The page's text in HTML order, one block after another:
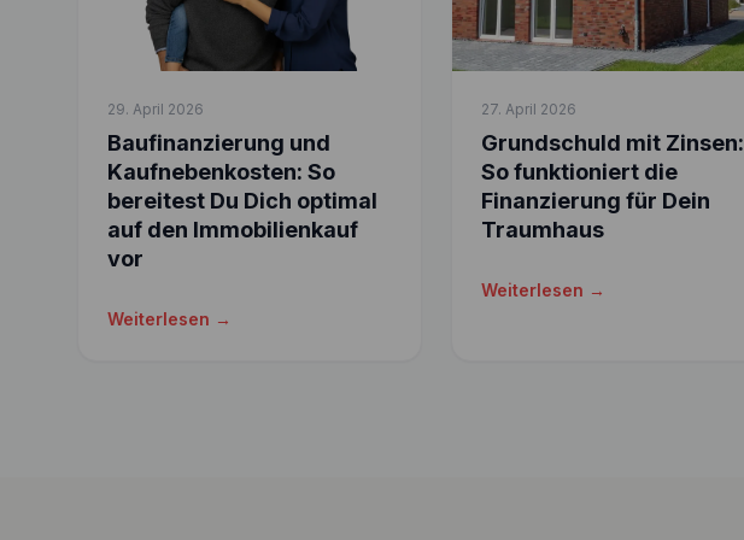
29. April 2026
Baufinanzierung und
Kaufnebenkosten: So
bereitest Du Dich optimal
auf den Immobilienkauf
vor
Weiterlesen →
27. April 2026
Grundschuld mit Zinsen:
So funktioniert die
Finanzierung für Dein
Traumhaus
Weiterlesen →